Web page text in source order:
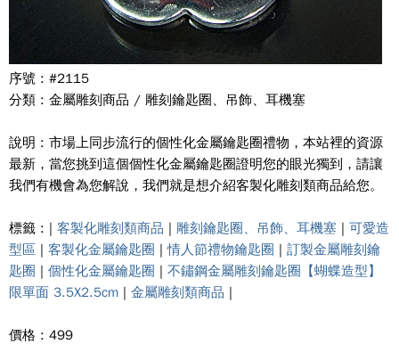
序號 : #2115
分類 : 金屬雕刻商品 / 雕刻鑰匙圈、吊飾、耳機塞
說明 : 市場上同步流行的個性化金屬鑰匙圈禮物，本站裡的資源
最新，當您挑到這個個性化金屬鑰匙圈證明您的眼光獨到，請讓
我們有機會為您解說，我們就是想介紹客製化雕刻類商品給您。
標籤 : | 客製化雕刻類商品 | 雕刻鑰匙圈、吊飾、耳機塞 | 可愛造
型區 | 客製化金屬鑰匙圈 |情人節禮物鑰匙圈 | 訂製金屬雕刻鑰
匙圈 | 個性化金屬鑰匙圈 | 不鏽鋼金屬雕刻鑰匙圈【蝴蝶造型】
限單面 3.5X2.5cm | 金屬雕刻類商品 |
價格 : 499